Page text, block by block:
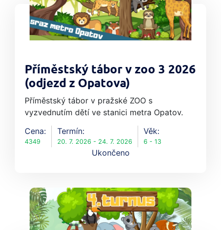
Příměstský tábor v zoo 3 2026
(odjezd z Opatova)
Příměstský tábor v pražské ZOO s
vyzvednutím dětí ve stanici metra Opatov.
Cena:
4349
Termín:
20. 7. 2026 - 24. 7. 2026
Věk:
6 - 13
Ukončeno